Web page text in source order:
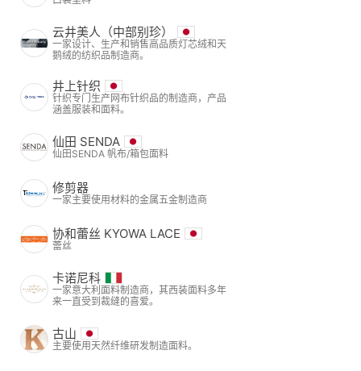
云井美人（中部别珍）
一家设计、生产和销售高品质灯芯绒和天
鹅绒的纺织品制造商。
井上针织
针织专门生产网布针织品的制造商，产品
涵盖服装和面料。
仙田 SENDA
仙田SENDA 帆布/箱包面料
修剪器
一家主要使用材料的金属五金制造商
协和蕾丝 KYOWA LACE
蕾丝
卡诺尼科
一家意大利面料制造商，其西装面料多年
来一直受到裁缝的喜爱。
古山
主要使用天然纤维研发制造面料。